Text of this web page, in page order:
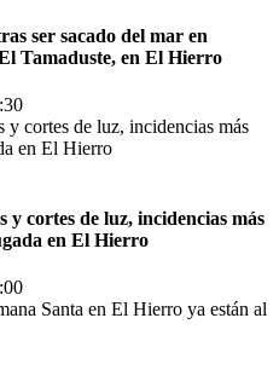
ser sacado del mar en
Tamaduste, en El Hierro
y cortes de luz, incidencias más
en El Hierro